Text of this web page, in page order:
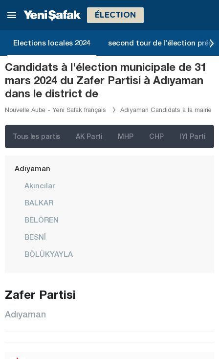
ÉLECTION
Elections locales 2024 second tour de l'élection
Candidats à l'élection municipale de 31
mars 2024 du Zafer Partisi à Adıyaman
dans le district de
Nouvelle Aube - Yeni Safak français Adıyaman Candidats à la mairie
Tous les partis AK Parti MHP CHP IYI Parti
İstanbul
Ankara
Adana
Adıyaman
Akıncılar
BALKAR
BELÖREN
BESNİ
BÖLÜKYAYLA
Zafer Partisi
Adıyaman